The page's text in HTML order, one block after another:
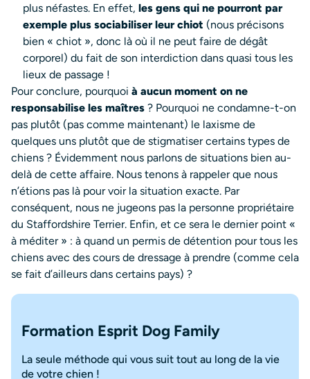
plus néfastes. En effet, les gens qui ne pourront par
exemple plus sociabiliser leur chiot (nous précisons
bien « chiot », donc là où il ne peut faire de dégât
corporel) du fait de son interdiction dans quasi tous les
lieux de passage !
Pour conclure, pourquoi à aucun moment on ne
responsabilise les maîtres ? Pourquoi ne condamne-t-on
pas plutôt (pas comme maintenant) le laxisme de
quelques uns plutôt que de stigmatiser certains types de
chiens ? Évidemment nous parlons de situations bien au-
delà de cette affaire. Nous tenons à rappeler que nous
n’étions pas là pour voir la situation exacte. Par
conséquent, nous ne jugeons pas la personne propriétaire
du Staffordshire Terrier. Enfin, et ce sera le dernier point «
à méditer » : à quand un permis de détention pour tous les
chiens avec des cours de dressage à prendre (comme cela
se fait d’ailleurs dans certains pays) ?
Formation Esprit Dog Family
La seule méthode qui vous suit tout au long de la vie
de votre chien !